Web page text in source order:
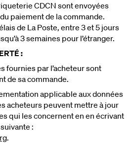
CDCN sont envoyées
paiement de la commande.
de La Poste, entre 3 et 5 jours
3 semaines pour l’étranger.
:
fournies par l’acheteur sont
de sa commande.
applicable aux données
acheteurs peuvent mettre à jour
qui les concernent en en écrivant
:
.